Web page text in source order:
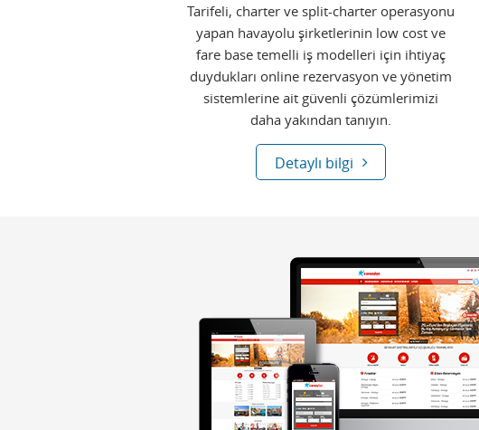
Tarifeli, charter ve split-charter operasyonu
yapan havayolu şirketlerinin low cost ve
fare base temelli iş modelleri için ihtiyaç
duydukları online rezervasyon ve yönetim
sistemlerine ait güvenli çözümlerimizi
daha yakından tanıyın.
Detaylı bilgi